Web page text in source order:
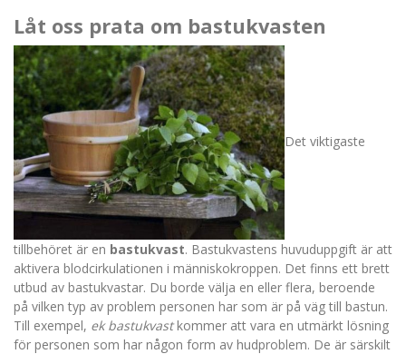
Låt oss prata om bastukvasten
Det viktigaste
tillbehöret är en bastukvast. Bastukvastens huvuduppgift är att
aktivera blodcirkulationen i människokroppen. Det finns ett brett
utbud av bastukvastar. Du borde välja en eller flera, beroende
på vilken typ av problem personen har som är på väg till bastun.
Till exempel, ek bastukvastkommer att vara en utmärkt lösning
för personen som har någon form av hudproblem. De är särskilt